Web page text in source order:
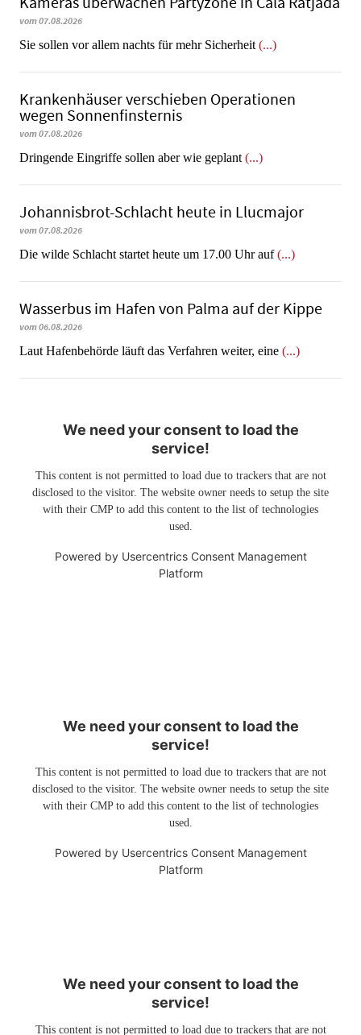
vom 07.08.2026
Sie sollen vor allem nachts für mehr Sicherheit (...)
Krankenhäuser verschieben Operationen
wegen Sonnenfinsternis
vom 07.08.2026
Dringende Eingriffe sollen aber wie geplant (...)
Johannisbrot-Schlacht heute in Llucmajor
vom 07.08.2026
Die wilde Schlacht startet heute um 17.00 Uhr auf(...)
Wasserbus im Hafen von Palma auf der Kippe
vom 06.08.2026
Laut Hafenbehörde läuft das Verfahren weiter, eine (...)
We need your consent to load the
service!
This content is not permitted to load due to trackers that are not
disclosed to the visitor. The website owner needs to setup the site
with their CMP to add this content to the list of technologies
used.
Powered by Usercentrics Consent Management
Platform
We need your consent to load the
service!
This content is not permitted to load due to trackers that are not
disclosed to the visitor. The website owner needs to setup the site
with their CMP to add this content to the list of technologies
used.
Powered by Usercentrics Consent Management
Platform
We need your consent to load the
service!
This content is not permitted to load due to trackers that are not